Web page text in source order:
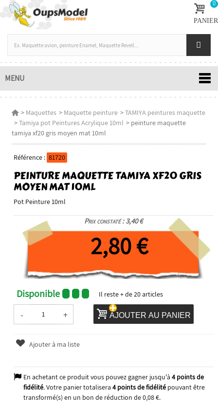
0
PANIER
MENU
> Maquettes > Maquette peinture >TAMIYA peintures maquette
>Tamiya pot Peintures Acrylique 10ml > peinture maquette
tamiya xf20 gris moyen mat 10ml
Référence : 81720
PEINTURE MAQUETTE TAMIYA XF20 GRIS
MOYEN MAT 10ML
Pot Peinture 10ml
Prix constaté : 3,40 €
2,80 €
Disponible Il reste+ de 20articles
- + AJOUTER AU PANIER
Ajouter à ma liste
En achetant ce produit vous pouvez gagner jusqu'à 4points de
fidélité. Votre panier totalisera 4points de fidélitépouvant être
transformé(s) en un bon de réduction de0,08 €.